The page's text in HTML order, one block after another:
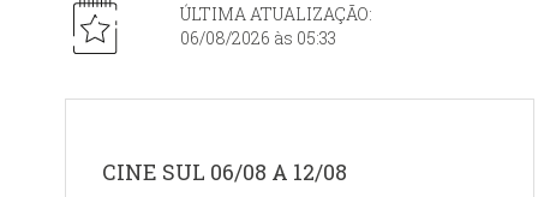
ÚLTIMA ATUALIZAÇÃO:
06/08/2026 às 05:33
CINE SUL 06/08 A 12/08